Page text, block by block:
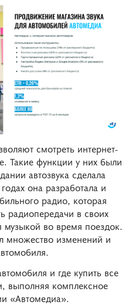
смотреть интернет-
Такие функции у них были
автозвука сделала
она разработала и
радио, которая
радиопередачи в своих
музыкой во время поездок.
множество изменений и
и где купить все
выполняя комплексное
«Автомедиа».